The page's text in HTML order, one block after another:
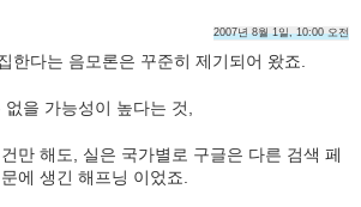
2007년 8월 1일, 10:00 오전
한다는 음모론은 꾸준히 제기되어 왔죠.
을 가능성이 높다는 것,
만 해도, 실은 국가별로 구글은 다른 검색 페
에 생긴 해프닝 이었죠.